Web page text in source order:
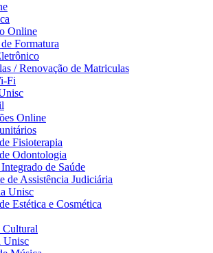
Online
Formatura
/ Renovação de Matriculas
Fi
Online
Fisioterapia
Odontologia
de Saúde
de Assistência Judiciária
Unisc
Estética e Cosmética
Cultural
Unisc